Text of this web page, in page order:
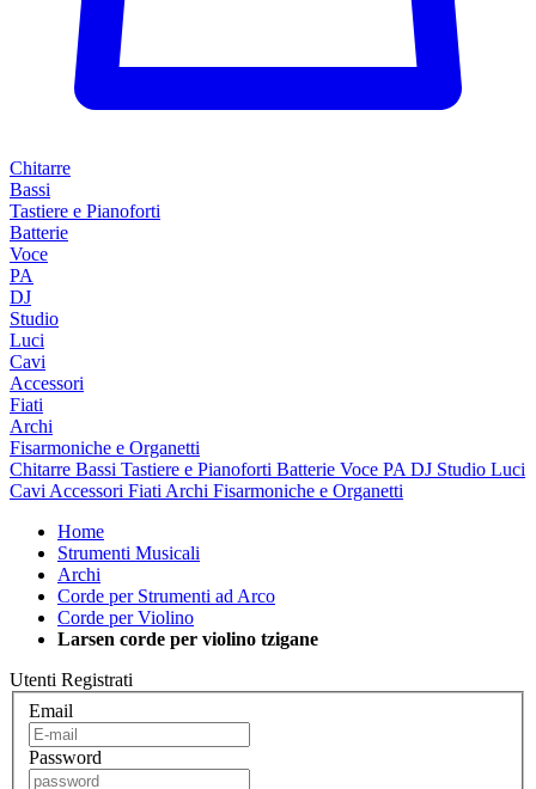
Chitarre
Bassi
Tastiere e Pianoforti
Batterie
Voce
PA
DJ
Studio
Luci
Cavi
Accessori
Fiati
Archi
Fisarmoniche e Organetti
Chitarre Bassi Tastiere e Pianoforti Batterie Voce PA DJ Studio Luci
Cavi Accessori Fiati Archi Fisarmoniche e Organetti
Home
Strumenti Musicali
Archi
Corde per Strumenti ad Arco
Corde per Violino
Larsen corde per violino tzigane
Utenti Registrati
Email
Password